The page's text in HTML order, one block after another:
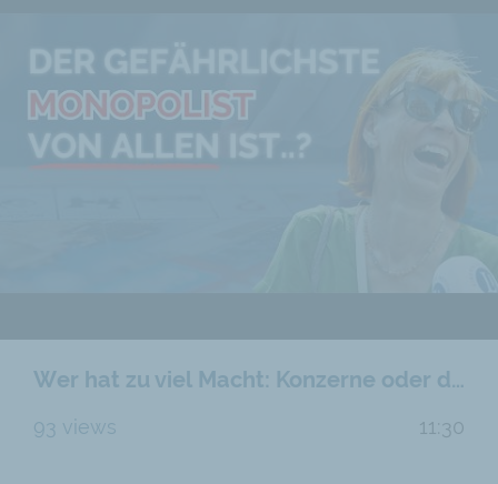
Wer hat zu viel Macht: Konzerne oder der Staat?
93 views 11:30